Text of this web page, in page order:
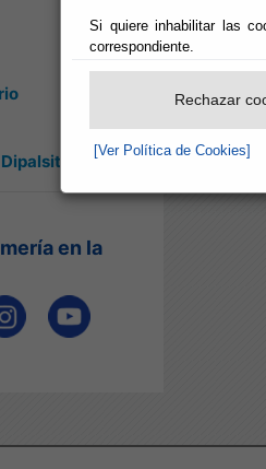
Si quiere inhabilitar las
correspondiente.
Rechazar
[Ver Política de Cookies]
en la